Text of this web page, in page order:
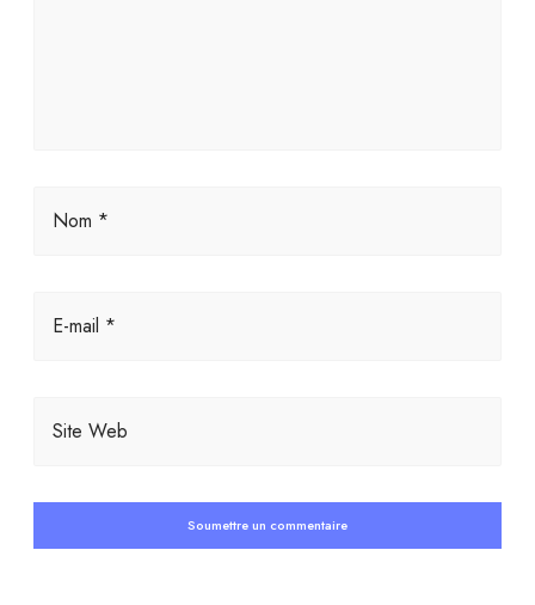
Nom *
E-mail *
Site Web